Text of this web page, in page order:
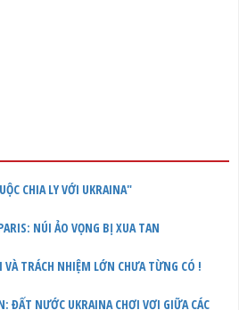
CHIA LY VỚI UKRAINA"
NÚI ẢO VỌNG BỊ XUA TAN
VÀ TRÁCH NHIỆM LỚN CHƯA TỪNG CÓ !
ĐẤT NƯỚC UKRAINA CHƠI VƠI GIỮA CÁC